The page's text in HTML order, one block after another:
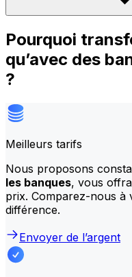
Pourquoi
qu’avec des
?
Meilleurs tarifs
Nous proposons
les banques, vous
prix. Comparez-nous
différence.
Envoyer de l’argent